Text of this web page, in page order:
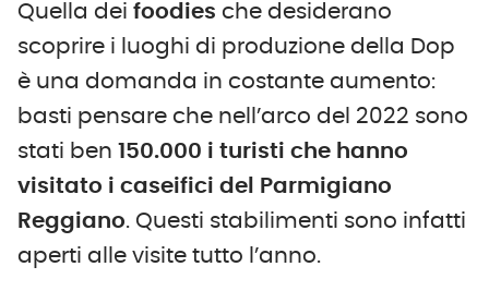
Quella dei foodies che desiderano
scoprire i luoghi di produzione della Dop
è una domanda in costante aumento:
basti pensare che nell’arco del 2022 sono
stati ben 150.000 i turisti che hanno
visitato i caseifici del Parmigiano
Reggiano. Questi stabilimenti sono infatti
aperti alle visite tutto l’anno.